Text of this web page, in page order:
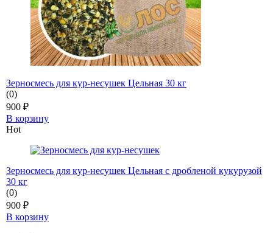
Зерносмесь для кур-несушек Цельная 30 кг
(0)
900 ₽
В корзину
Hot
Зерносмесь для кур-несушек Цельная с дробленой кукурузой
30 кг
(0)
900 ₽
В корзину